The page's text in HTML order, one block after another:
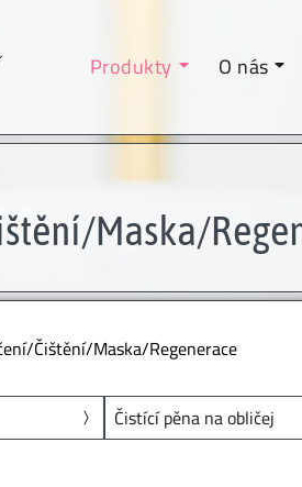
Produkty O nás
Maska/
Čištění/Maska/Regenerace
Čistící pěna na obličej